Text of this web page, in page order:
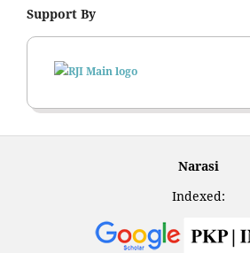
Support By
Narasi
Indexed: